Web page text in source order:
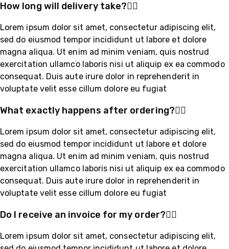
How long will delivery take?
Lorem ipsum dolor sit amet, consectetur adipiscing elit,
sed do eiusmod tempor incididunt ut labore et dolore
magna aliqua. Ut enim ad minim veniam, quis nostrud
exercitation ullamco laboris nisi ut aliquip ex ea commodo
consequat. Duis aute irure dolor in reprehenderit in
voluptate velit esse cillum dolore eu fugiat
What exactly happens after ordering?
Lorem ipsum dolor sit amet, consectetur adipiscing elit,
sed do eiusmod tempor incididunt ut labore et dolore
magna aliqua. Ut enim ad minim veniam, quis nostrud
exercitation ullamco laboris nisi ut aliquip ex ea commodo
consequat. Duis aute irure dolor in reprehenderit in
voluptate velit esse cillum dolore eu fugiat
Do I receive an invoice for my order?
Lorem ipsum dolor sit amet, consectetur adipiscing elit,